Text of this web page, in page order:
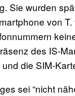
Sie wurden
von
des IS-
die SIM-
sei “nicht